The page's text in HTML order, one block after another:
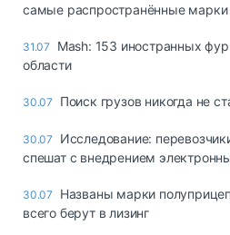
самые распространённые марки
31.07
Mash: 153 иностранных
области
30.07 Поиск грузов никогда не
30.07
Исследование:
спешат с внедрением
30.07
Названы марки
всего берут в лизинг